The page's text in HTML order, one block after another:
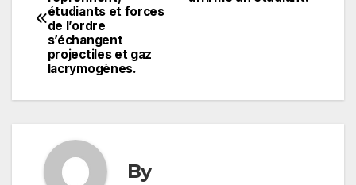
de
l’article
étudiants et forces
de l’ordre
s’échangent
projectiles et gaz
lacrymogènes.
By